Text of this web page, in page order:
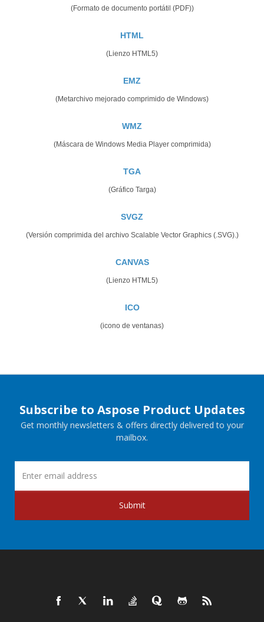
(Formato de documento portátil (PDF))
HTML
(Lienzo HTML5)
EMZ
(Metarchivo mejorado comprimido de Windows)
WMZ
(Máscara de Windows Media Player comprimida)
TGA
(Gráfico Targa)
SVGZ
(Versión comprimida del archivo Scalable Vector Graphics (.SVG).)
CANVAS
(Lienzo HTML5)
ICO
(icono de ventanas)
Subscribe to Aspose Product Updates
Get monthly newsletters & offers directly delivered to your
mailbox.
Submit